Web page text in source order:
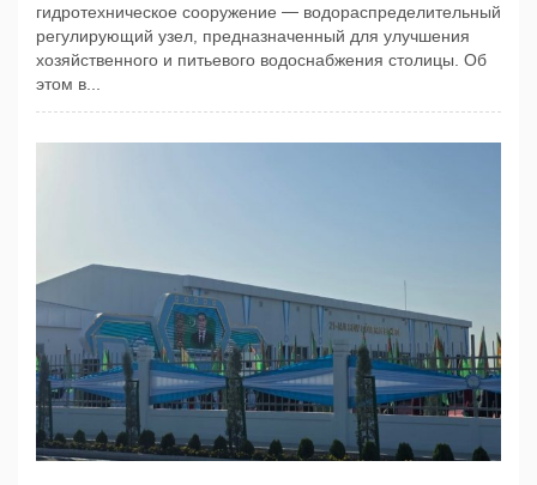
гидротехническое сооружение — водораспределительный
регулирующий узел, предназначенный для улучшения
хозяйственного и питьевого водоснабжения столицы. Об
этом в...